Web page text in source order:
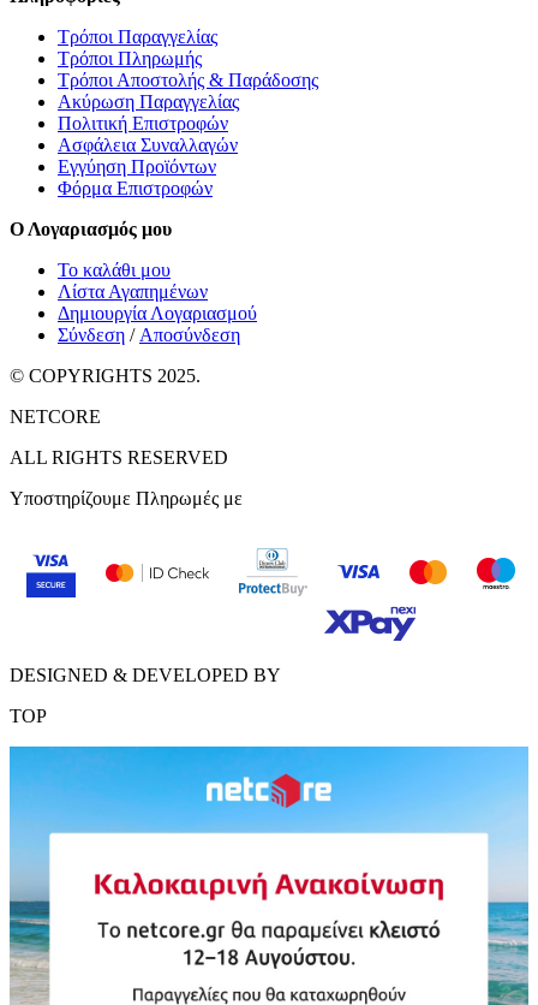
Τρόποι Παραγγελίας
Τρόποι Πληρωμής
Τρόποι Αποστολής & Παράδοσης
Ακύρωση Παραγγελίας
Πολιτική Επιστροφών
Ασφάλεια Συναλλαγών
Εγγύηση Προϊόντων
Φόρμα Επιστροφών
Ο Λογαριασμός μου
Το καλάθι μου
Λίστα Αγαπημένων
Δημιουργία Λογαριασμού
Σύνδεση / Αποσύνδεση
© COPYRIGHTS 2025.
NETCORE
ALL RIGHTS RESERVED
Υποστηρίζουμε Πληρωμές με
DESIGNED & DEVELOPED BY
TOP